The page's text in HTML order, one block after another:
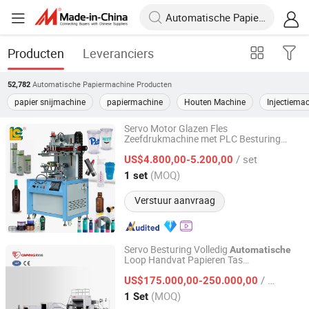
Producten Leveranciers
52,782 Automatische Papiermachine Producten
papier snijmachine papiermachine Houten Machine
Servo Motor Glazen Fles
Zeefdrukmachine met PLC Besturing
Zeefdrukmachine voor Papieren Bekers
US$4.800,00-5.200,00 / set
1 set (MOQ)
Verstuur aanvraag
LUEN CHEONG PRINTING EQUIPMENT LTD
Guangdong, China Sinds 2008
Servo Besturing Volledig Automatische
Loop Handvat Papieren Tas
US$175.000,00-250.000,00 / Set
1 Set (MOQ)
Zhejiang Ounuo Machinery Tech.Co.,Ltd
Zhejiang, China Sinds 2011